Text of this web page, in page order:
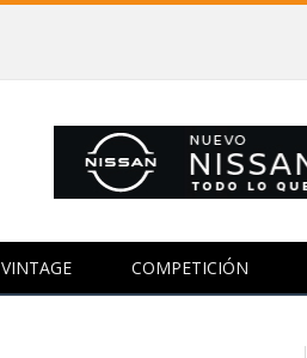
VINTAGE COMPETICIÓN